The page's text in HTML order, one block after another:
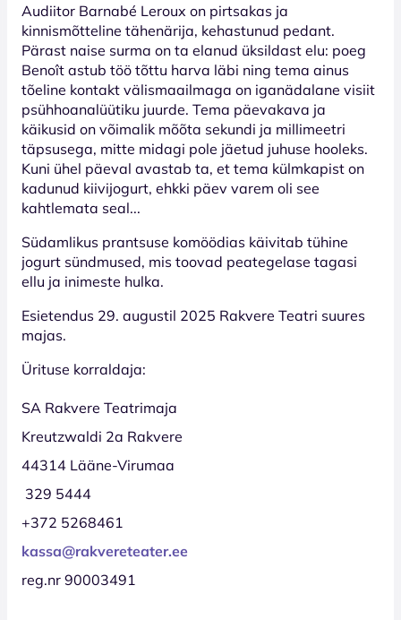
Audiitor Barnabé Leroux on pirtsakas ja
kinnismõtteline tähenärija, kehastunud pedant.
Pärast naise surma on ta elanud üksildast elu: poeg
Benoît astub töö tõttu harva läbi ning tema ainus
tõeline kontakt välismaailmaga on iganädalane visiit
psühhoanalüütiku juurde. Tema päevakava ja
käikusid on võimalik mõõta sekundi ja millimeetri
täpsusega, mitte midagi pole jäetud juhuse hooleks.
Kuni ühel päeval avastab ta, et tema külmkapist on
kadunud kiivijogurt, ehkki päev varem oli see
kahtlemata seal...
Südamlikus prantsuse komöödias käivitab tühine
jogurt sündmused, mis toovad peategelase tagasi
ellu ja inimeste hulka.
Esietendus 29. augustil 2025 Rakvere Teatri suures
majas.
Ürituse korraldaja:
SA Rakvere Teatrimaja
Kreutzwaldi 2a Rakvere
44314 Lääne-Virumaa
329 5444
+372 5268461
kassa@rakvereteater.ee
reg.nr 90003491